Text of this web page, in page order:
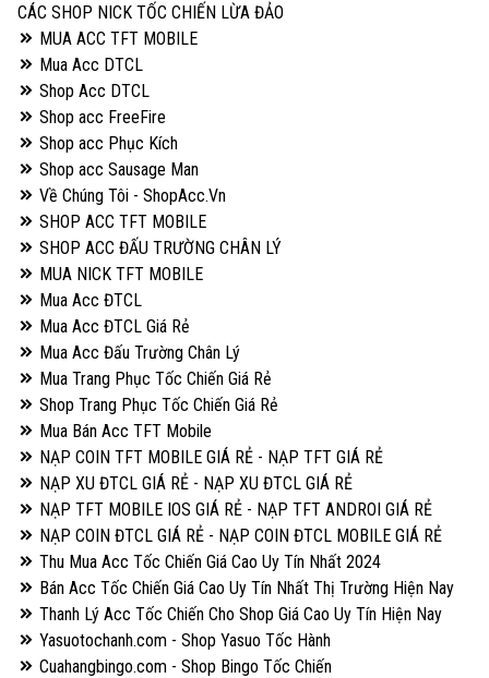
CÁC SHOP NICK TỐC CHIẾN LỪA ĐẢO
MUA ACC TFT MOBILE
Mua Acc DTCL
Shop Acc DTCL
Shop acc FreeFire
Shop acc Phục Kích
Shop acc Sausage Man
Về Chúng Tôi - ShopAcc.Vn
SHOP ACC TFT MOBILE
SHOP ACC ĐẤU TRƯỜNG CHÂN LÝ
MUA NICK TFT MOBILE
Mua Acc ĐTCL
Mua Acc ĐTCL Giá Rẻ
Mua Acc Đấu Trường Chân Lý
Mua Trang Phục Tốc Chiến Giá Rẻ
Shop Trang Phục Tốc Chiến Giá Rẻ
Mua Bán Acc TFT Mobile
NẠP COIN TFT MOBILE GIÁ RẺ - NẠP TFT GIÁ RẺ
NẠP XU ĐTCL GIÁ RẺ - NẠP XU ĐTCL GIÁ RẺ
NẠP TFT MOBILE IOS GIÁ RẺ - NẠP TFT ANDROI GIÁ RẺ
NẠP COIN ĐTCL GIÁ RẺ - NẠP COIN ĐTCL MOBILE GIÁ RẺ
Thu Mua Acc Tốc Chiến Giá Cao Uy Tín Nhất 2024
Bán Acc Tốc Chiến Giá Cao Uy Tín Nhất Thị Trường Hiện Nay
Thanh Lý Acc Tốc Chiến Cho Shop Giá Cao Uy Tín Hiện Nay
Yasuotochanh.com - Shop Yasuo Tốc Hành
Cuahangbingo.com - Shop Bingo Tốc Chiến